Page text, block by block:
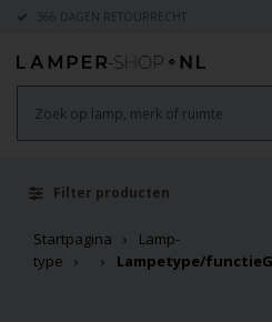
366 DAGEN RETOURRECHT
Filter producten
Startpagina
Lamp-
type
Lampetype/functie